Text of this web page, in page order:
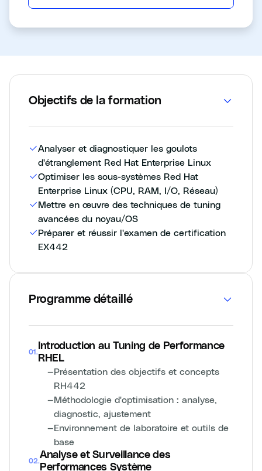
Objectifs de la formation
Analyser et diagnostiquer les goulots
d'étranglement Red Hat Enterprise Linux
Optimiser les sous-systèmes Red Hat
Enterprise Linux (CPU, RAM, I/O, Réseau)
Mettre en œuvre des techniques de tuning
avancées du noyau/OS
Préparer et réussir l'examen de certification
EX442
Programme détaillé
01 .
Introduction au Tuning de Performance
RHEL
—Présentation des objectifs et concepts
RH442
—Méthodologie d'optimisation : analyse,
diagnostic, ajustement
—Environnement de laboratoire et outils de
base
02.
Analyse et Surveillance des
Performances Système